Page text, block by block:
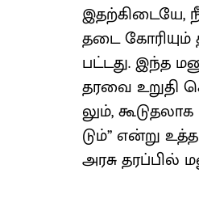
இதற்​கிடையே,
தடை கோரி​யும்
பட்​டது. இந்த
தரவை உறுதி
லும்,
டும்’’ என்று
அரசு தரப்​பில்